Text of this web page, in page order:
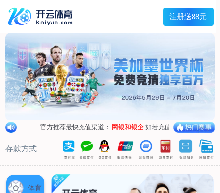
Menu
网站首页
关于我们
产品中心
荣誉资质
厂区设备
人才招聘
新闻中心
销售网点